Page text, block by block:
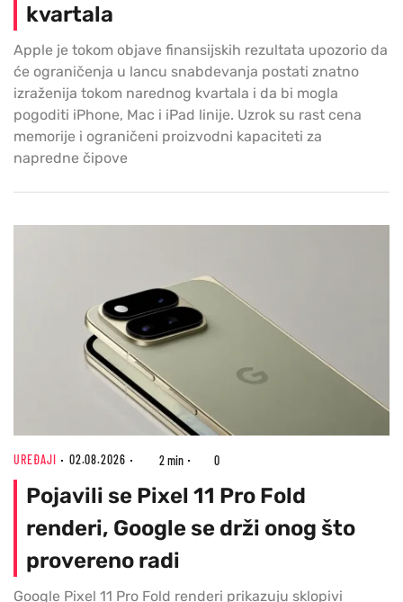
kvartala
Apple je tokom objave finansijskih rezultata upozorio da
će ograničenja u lancu snabdevanja postati znatno
izraženija tokom narednog kvartala i da bi mogla
pogoditi iPhone, Mac i iPad linije. Uzrok su rast cena
memorije i ograničeni proizvodni kapaciteti za
napredne čipove
UREĐAJI 02.08.2026 2 min 0
Pojavili se Pixel 11 Pro Fold
renderi, Google se drži onog što
provereno radi
Google Pixel 11 Pro Fold renderi prikazuju sklopivi